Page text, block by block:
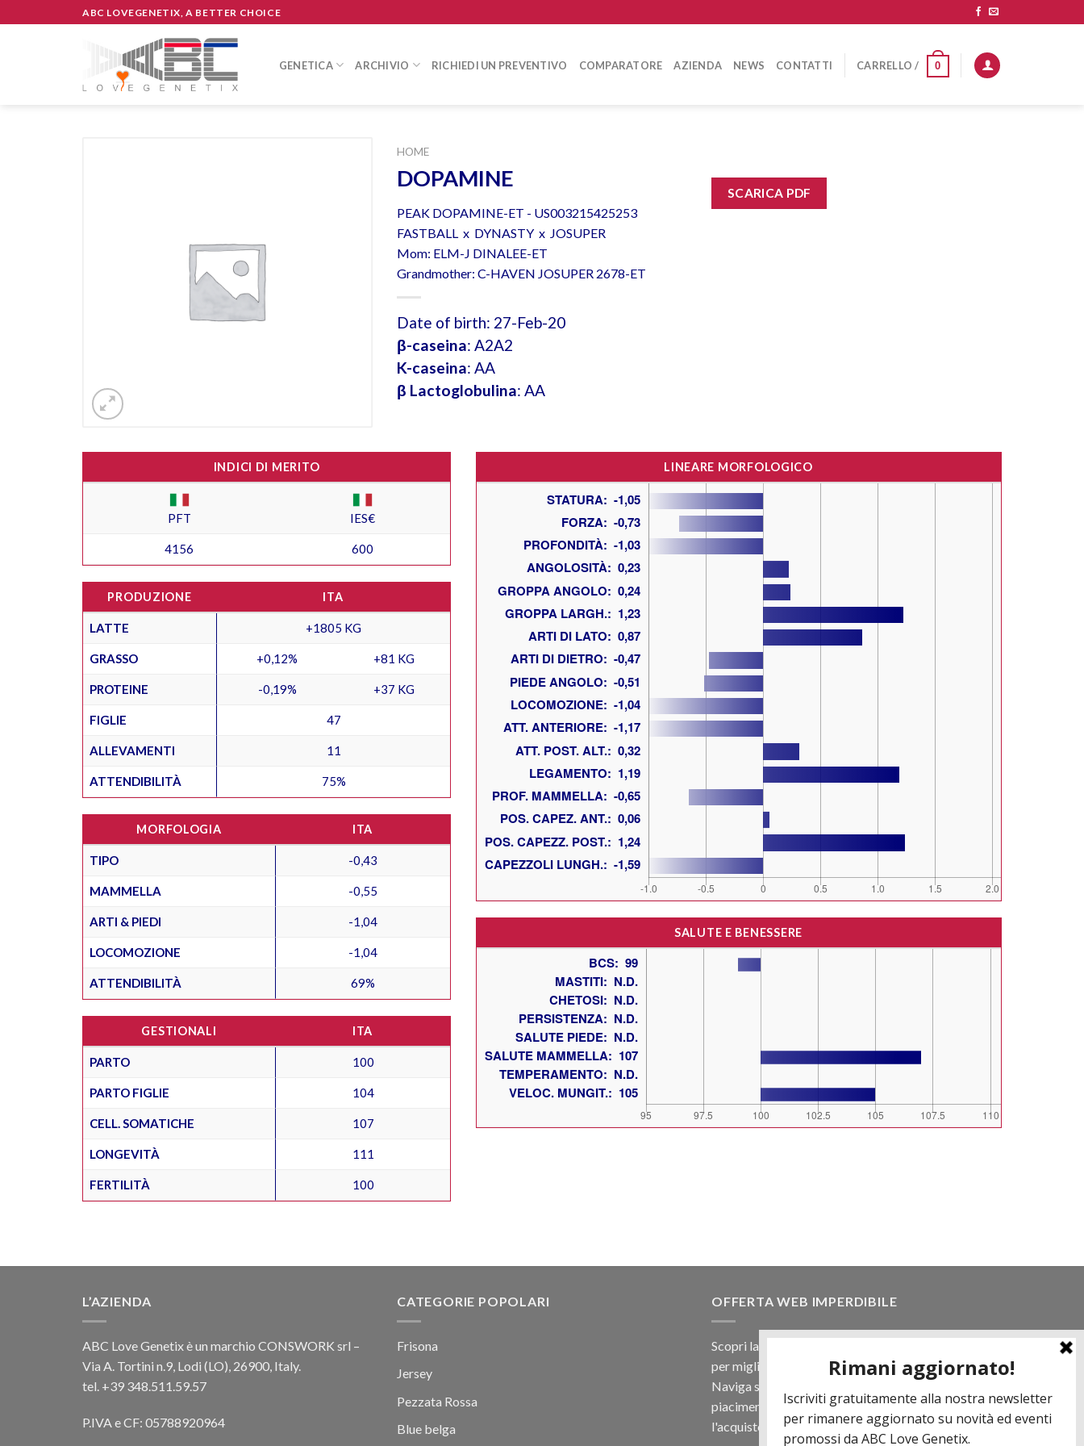
to
ABC LOVEGENETIX, A BETTER CHOICE
GENETICA ARCHIVIO RICHIEDI UN PREVENTIVO COMPARATORE AZIENDA NEWS CONTATTI CARRELLO / 0
HOME
DOPAMINE
PEAK DOPAMINE-ET - US003215425253
FASTBALL x DYNASTY x JOSUPER
Mom: ELM-J DINALEE-ET
Grandmother: C-HAVEN JOSUPER 2678-ET
Date of birth: 27-Feb-20
β-caseina: A2A2
K-caseina: AA
β Lactoglobulina: AA
SCARICA PDF
INDICI DI MERITO
PFT IES€
4156 600
PRODUZIONE ITA
LATTE +1805 KG
GRASSO +0,12% +81 KG
PROTEINE -0,19% +37 KG
FIGLIE 47
ALLEVAMENTI 11
ATTENDIBILITÀ 75%
MORFOLOGIA ITA
TIPO -0,43
MAMMELLA -0,55
ARTI & PIEDI -1,04
LOCOMOZIONE -1,04
ATTENDIBILITÀ 69%
GESTIONALI ITA
PARTO 100
PARTO FIGLIE 104
CELL. SOMATICHE 107
LONGEVITÀ 111
FERTILITÀ 100
LINEARE MORFOLOGICO
SALUTE E BENESSERE
L’AZIENDA
ABC Love Genetix è un marchio CONSWORK srl –
Via A. Tortini n.9, Lodi (LO), 26900, Italy.
tel. +39 348.511.59.57
P.IVA e CF: 05788920964
CATEGORIE POPOLARI
Frisona
Jersey
Pezzata Rossa
Blue belga
OFFERTA WEB IMPERDIBILE
Scopri la nostra offerta web! Un prezzo mai visto,
per migliaia di prodotti.
Naviga sul sito e scegli il tuo toro filtrando a
piacimento e scopri quanto può essere vantaggioso
l'acquisto online.